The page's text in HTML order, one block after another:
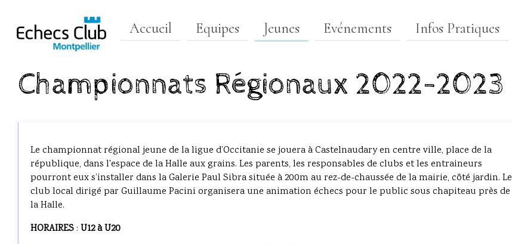
Accueil Equipes Jeunes Evénements Infos Pratiques
Championnats Régionaux 2022-2023
Le championnat régional jeune de la ligue d’Occitanie se jouera à Castelnaudary en centre ville, place de la
république, dans l'espace de la Halle aux grains. Les parents, les responsables de clubs et les entraineurs
pourront eux s’installer dans la Galerie Paul Sibra située à 200m au rez-de-chaussée de la mairie, côté jardin. Le
club local dirigé par Guillaume Pacini organisera une animation échecs pour le public sous chapiteau près de
la Halle.
HORAIRES : U12 à U20